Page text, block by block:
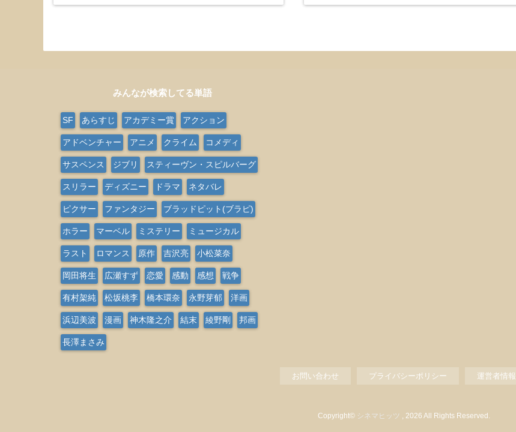
みんなが検索してる単語
SF あらすじ アカデミー賞 アクション
アドベンチャー アニメ クライム コメディ
サスペンス ジブリ スティーヴン・スピルバーグ
スリラー ディズニー ドラマ ネタバレ
ピクサー ファンタジー ブラッドピット(ブラピ)
ホラー マーベル ミステリー ミュージカル
ラスト ロマンス 原作 吉沢亮 小松菜奈
岡田将生 広瀬すず 恋愛 感動 感想 戦争
有村架純 松坂桃李 橋本環奈 永野芽郁 洋画
浜辺美波 漫画 神木隆之介 結末 綾野剛 邦画
長澤まさみ
お問い合わせ プライバシーポリシー 運営者情報
Copyright© シネマヒッツ , 2026 All Rights Reserved.